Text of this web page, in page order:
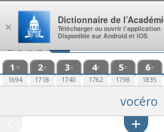
Aller au contenu
1 re
1694
2e
1718
3e
1740
4e
1762
5e
1798
6e
1835
vocéro
×
Dictionnaire de
Télécharger ou ouvrir l’application
Disponible sur Android et iOS